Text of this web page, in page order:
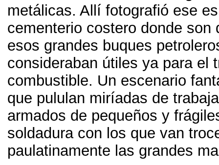
metálicas. Allí fotografió ese
cementerio costero donde son
esos grandes buques
consideraban útiles ya para el
combustible. Un escenario
que pululan miríadas de
armados de pequeños y
soldadura con los que van
paulatinamente las grandes